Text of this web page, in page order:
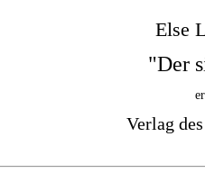
Else
"Der
Verlag